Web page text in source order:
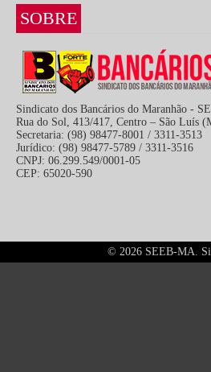
SOBRE
Sindicato dos Bancários do Maranhão -
Rua do Sol, 413/417, Centro – São Luís
Secretaria: (98) 98477-8001 / 3311-3513
Jurídico: (98) 98477-5789 / 3311-3516
CNPJ: 06.299.549/0001-05
CEP: 65020-590
© 2026 SEEB-MA.